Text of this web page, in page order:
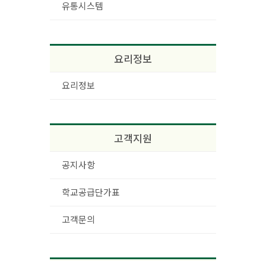
유통시스템
요리정보
요리정보
고객지원
공지사항
학교공급단가표
고객문의